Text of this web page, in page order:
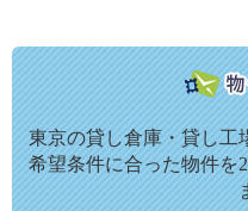
東京の貸し倉庫・貸し工
希望条件に合った物件を